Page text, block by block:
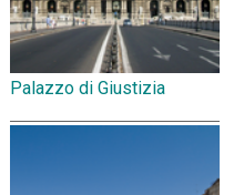
Palazzo di Giustizia